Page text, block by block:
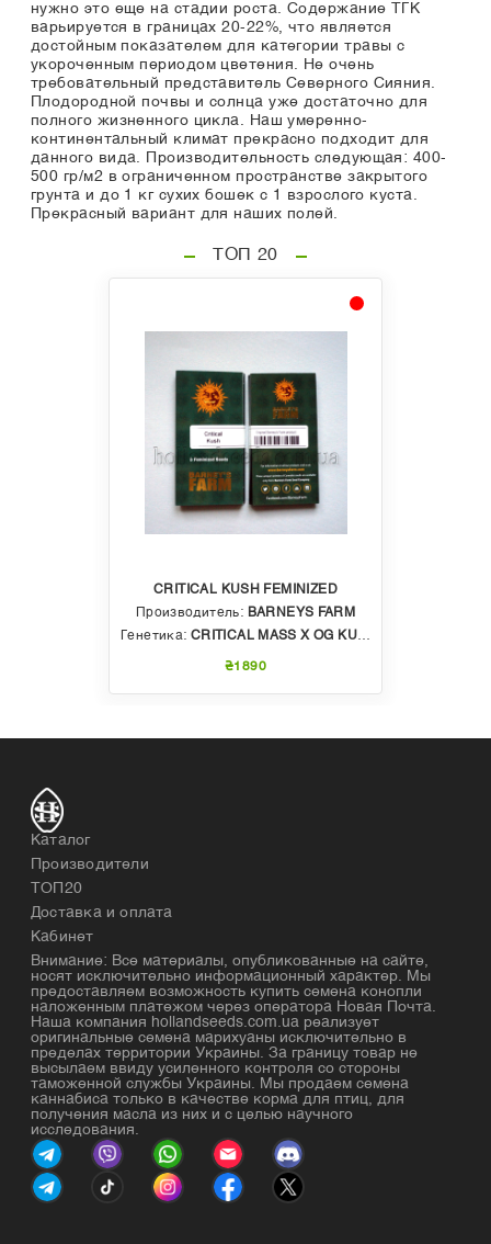
нужно это еще на стадии роста. Содержание ТГК
варьируется в границах 20-22%, что является
достойным показателем для категории травы с
укороченным периодом цветения. Не очень
требовательный представитель Северного Сияния.
Плодородной почвы и солнца уже достаточно для
полного жизненного цикла. Наш умеренно-
континентальный климат прекрасно подходит для
данного вида. Производительность следующая: 400-
500 гр/м2 в ограниченном пространстве закрытого
грунта и до 1 кг сухих бошек с 1 взрослого куста.
Прекрасный вариант для наших полей.
ТОП 20
CRITICAL KUSH FEMINIZED
Производитель: BARNEYS FARM
Генетика: CRITICAL MASS X OG KUSH
₴1890
Каталог
Производители
ТОП20
Доставка и оплата
Кабинет
Внимание: Все материалы, опубликованные на сайте,
носят исключительно информационный характер. Мы
предоставляем возможность купить семена конопли
наложенным платежом через оператора Новая Почта.
Наша компания hollandseeds.com.ua реализует
оригинальные семена марихуаны исключительно в
пределах территории Украины. За границу товар не
высылаем ввиду усиленного контроля со стороны
таможенной службы Украины. Мы продаем семена
каннабиса только в качестве корма для птиц, для
получения масла из них и с целью научного
исследования.